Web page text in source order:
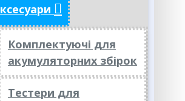
Комплектуючі для
акумуляторних збірок
Тестери для